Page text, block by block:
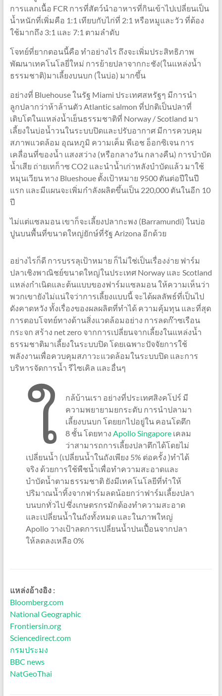
การแลกเนื้อ FCR การที่สัตว์นำอาหารที่กินเข้าไปเปลี่ยนเป็น
น้ำหนักที่เพิ่มคือ 1:1 เทียบกับไก่ที่ 2:1 หรือหมูและวัว ที่ต้อง
ใช้มากถึง 3:1 และ 7:1 ตามลำดับ
โจทย์ที่ยากตอนนี้คือ ทำอย่างไร ถึงจะเพิ่มประสิทธิภาพ
พัฒนาเทคโนโลยี่ใหม่ การย้ายปลาจากกะชัง(ในแหล่งน้ำ
ธรรมชาติ)มาเลี้ยงบนบก (ในบ่อ) มากขึ้น
อย่างที่ Bluehouse ในรัฐ Miami ประเทศสหรัฐๆ มีการนำ
ลูกปลากว่าห้าล้านตัว Atlantic salmon ที่ปกติเป็นปลาที่
เติบโตในแหล่งน้ำเย็นธรรมชาติที่ Norway / Scotland มา
เลี้ยงในบ่อน้ำวนในระบบปิดและปรับอากาศ มีการควบคุม
สภาพแวดล้อม อุณหภูมิ ความเค็ม พีเอช อ็อกซิเจน การ
เคลื่อนที่ของน้ำ แสงสว่าง (หรือกลางวัน กลางคืน) การบำบัด
น้ำเสีย ถ่ายเทก็าซ CO2 และนำน้ำเก่าหลังบำบัดแล้ว มาใช้
หมุนเวียน ทาง Blueshoue ตั้งเป้าหมาย 9500 ตันต่อปีในปี
แรก และมีแผนจะเพิ่มกำลังผลิตขึ้นเป็น 220,000 ตันในอีก 10
ปี
ไม่แต่แซลมอน เขาก็จะเลี้ยงปลากะพง (Barramundi) ในบ่อ
ปูนบนพื้นที่ขนาดใหญ่ยักษ์ที่รัฐ Arizona อีกด้วย
อย่างไรก็ดี การบรรลุเป้าหมาย ก็ไม่ใช่เป็นเรื่องง่าย ฟาร์ม
ปลาเชิงพาณิชย์ขนาดใหญ่ในประเทศ Norway และ Scotland
แหล่งกำเนิดและต้นแบบของฟาร์มแซลมอน ให้ความเห็นว่า
พวกเขายังไม่แน่ใจว่าการเลี้ยงแบบนี้ จะได้ผลลัพธ์ที่เป็นไป
ดังคาดหวัง ทั้งเรื่องของผลผลิตที่ทำได้ ความคุ้มทุน และที่สุด
การตอบโจทย์ทางด้านสิ่งแวดล้อมอย่าง การลดก๊าซเรือน
กระจก สร้าง net zero จากการเปลี่ยนจากเลี้ยงในแหล่งน้ำ
ธรรมชาติมาเลี้ยงในระบบปิด โดยเฉพาะปัจจัยการใช้
พลังงานเพื่อควบคุมสภาวะแวดล้อมในระบบปิด และการ
บริหารจัดการน้ำ รีไซเคิล และอื่นๆ
ใ
กล้บ้านเรา อย่างที่ประเทศสิงคโปร์ มี
ความพยายามยกระดับ การนำปลามา
เลี้ยงบนบก โดยยกไปอยู่ใน คอนโดตึก
8 ชั้น โดยทาง Apollo Singaporeเคลม
ว่าสามารถการเลี้ยงปลาตึกได้โดยไม่
เปลี่ยนน้ำ (เปลี่ยนน้ำในถังเพียง 5% ต่อครั้ง )ทำได้
จริง ด้วยการใช้พืชน้ำเพื่อทำความสะอาดและ
บำบัดน้ำตามธรรมชาติ ยังมีเทคโนโลยีที่ทำให้
ปริมาณน้ำทิ้งจากฟาร์มลดน้อยกว่าฟาร์มเลี้ยงปลา
บนบกทั่วไป ซึ่งเกษตรกรมักต้องทำความสะอาด
และเปลี่ยนน้ำในถังทั้งหมด และในภาพใหญ่
Apollo วางเป้าลดการเปลี่ยนน้ำปนเปื้อนจากปลา
ให้ลดลงเหลือ 0%
แหล่งอ้างอิง :
Bloomberg.com
National Geographic
Frontiersin.org
Sciencedirect.com
กรมประมง
BBC news
NatGeoThai